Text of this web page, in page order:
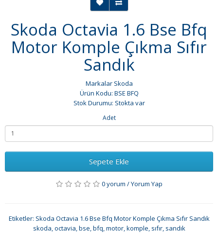
Skoda Octavia 1.6 Bse Bfq
Motor Komple Çıkma Sıfır
Sandık
Markalar Skoda
Ürün Kodu: BSE BFQ
Stok Durumu: Stokta var
Adet
Sepete Ekle
0 yorum /Yorum Yap
Etiketler: Skoda Octavia 1.6 Bse Bfq Motor Komple Çıkma Sıfır Sandık
skoda octavia bse bfq motor, komple sıfır, sandık